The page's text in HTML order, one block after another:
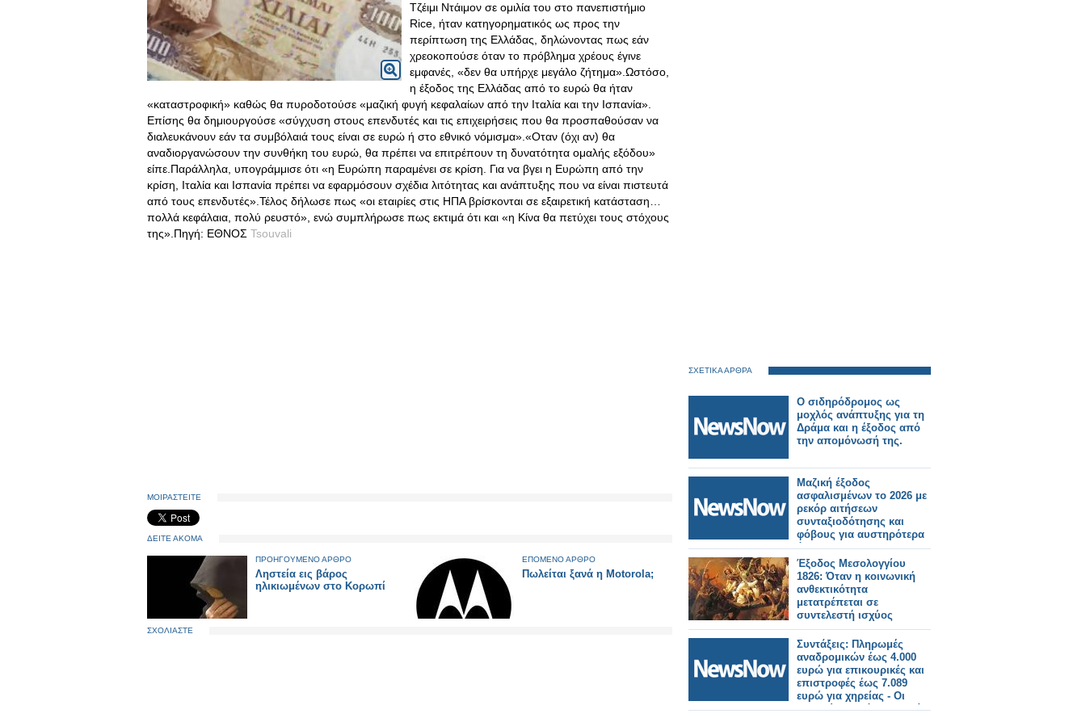
Τζέιμι Ντάιμον σε ομιλία του στο πανεπιστήμιο
Rice, ήταν κατηγορηματικός ως προς την
περίπτωση της Ελλάδας, δηλώνοντας πως εάν
χρεοκοπούσε όταν το πρόβλημα χρέους έγινε
εμφανές, «δεν θα υπήρχε μεγάλο ζήτημα».Ωστόσο,
η έξοδος της Ελλάδας από το ευρώ θα ήταν
«καταστροφική» καθώς θα πυροδοτούσε «μαζική φυγή κεφαλαίων από την Ιταλία και την Ισπανία».
Επίσης θα δημιουργούσε «σύγχυση στους επενδυτές και τις επιχειρήσεις που θα προσπαθούσαν να
διαλευκάνουν εάν τα συμβόλαιά τους είναι σε ευρώ ή στο εθνικό νόμισμα».«Οταν (όχι αν) θα
αναδιοργανώσουν την συνθήκη του ευρώ, θα πρέπει να επιτρέπουν τη δυνατότητα ομαλής εξόδου»
είπε.Παράλληλα, υπογράμμισε ότι «η Ευρώπη παραμένει σε κρίση. Για να βγει η Ευρώπη από την
κρίση, Ιταλία και Ισπανία πρέπει να εφαρμόσουν σχέδια λιτότητας και ανάπτυξης που να είναι πιστευτά
από τους επενδυτές».Τέλος δήλωσε πως «οι εταιρίες στις ΗΠΑ βρίσκονται σε εξαιρετική κατάσταση…
πολλά κεφάλαια, πολύ ρευστό», ενώ συμπλήρωσε πως εκτιμά ότι και «η Κίνα θα πετύχει τους στόχους
της».Πηγή: ΕΘΝΟΣ Tsouvali
ΜΟΙΡΑΣΤΕΙΤΕ
ΔΕΙΤΕ ΑΚΟΜΑ
ΠΡΟΗΓΟΥΜΕΝΟ ΑΡΘΡΟ
Ληστεία εις βάρος
ηλικιωμένων στο Κορωπί
ΕΠΟΜΕΝΟ ΑΡΘΡΟ
Πωλείται ξανά η Motorola;
ΣΧΟΛΙΑΣΤΕ
ΣΧΕΤΙΚΑ ΑΡΘΡΑ
Ο σιδηρόδρομος ως
μοχλός ανάπτυξης για τη
Δράμα και η έξοδος από
την απομόνωσή της.
Μαζική έξοδος
ασφαλισμένων το 2026 με
ρεκόρ αιτήσεων
συνταξιοδότησης και
φόβους για αυστηρότερα
όρια.
Έξοδος Μεσολογγίου
1826: Όταν η κοινωνική
ανθεκτικότητα
μετατρέπεται σε
συντελεστή ισχύος
Συντάξεις: Πληρωμές
αναδρομικών έως 4.000
ευρώ για επικουρικές και
επιστροφές έως 7.089
ευρώ για χηρείας - Οι
δικαιούχοι ανά κατηγορία.